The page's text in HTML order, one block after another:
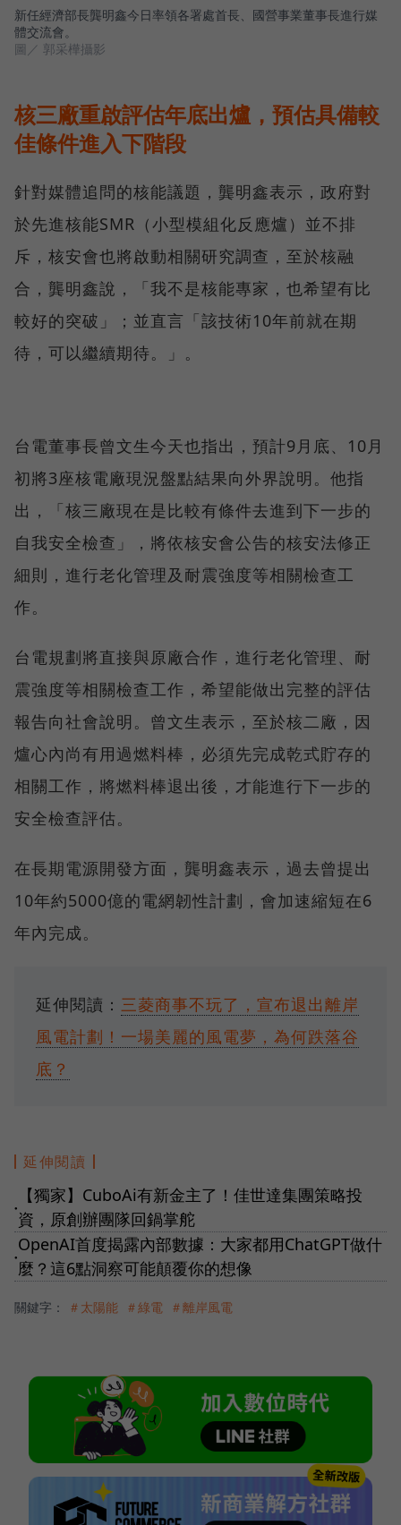
新任經濟部長龔明鑫今日率領各署處首長、國營事業董事長進行媒
體交流會。
圖／ 郭采樺攝影
核三廠重啟評估年底出爐，預估具備較
佳條件進入下階段
針對媒體追問的核能議題，龔明鑫表示，政府對
於先進核能SMR（小型模組化反應爐）並不排
斥，核安會也將啟動相關研究調查，至於核融
合，龔明鑫說，「我不是核能專家，也希望有比
較好的突破」；並直言「該技術10年前就在期
待，可以繼續期待。」。
台電董事長曾文生今天也指出，預計9月底、10月
初將3座核電廠現況盤點結果向外界說明。他指
出，「核三廠現在是比較有條件去進到下一步的
自我安全檢查」，將依核安會公告的核安法修正
細則，進行老化管理及耐震強度等相關檢查工
作。
台電規劃將直接與原廠合作，進行老化管理、耐
震強度等相關檢查工作，希望能做出完整的評估
報告向社會說明。曾文生表示，至於核二廠，因
爐心內尚有用過燃料棒，必須先完成乾式貯存的
相關工作，將燃料棒退出後，才能進行下一步的
安全檢查評估。
在長期電源開發方面，龔明鑫表示，過去曾提出
10年約5000億的電網韌性計劃，會加速縮短在6
年內完成。
延伸閱讀： 三菱商事不玩了，宣布退出離岸
風電計劃！一場美麗的風電夢，為何跌落谷
底？
延伸閱讀
●
【獨家】CuboAi有新金主了！佳世達集團策略投
資，原創辦團隊回鍋掌舵
●
OpenAI首度揭露內部數據：大家都用ChatGPT做什
麼？這6點洞察可能顛覆你的想像
關鍵字： ＃太陽能 ＃綠電 ＃離岸風電